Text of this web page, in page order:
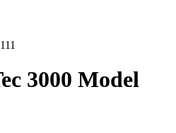
3000 Model